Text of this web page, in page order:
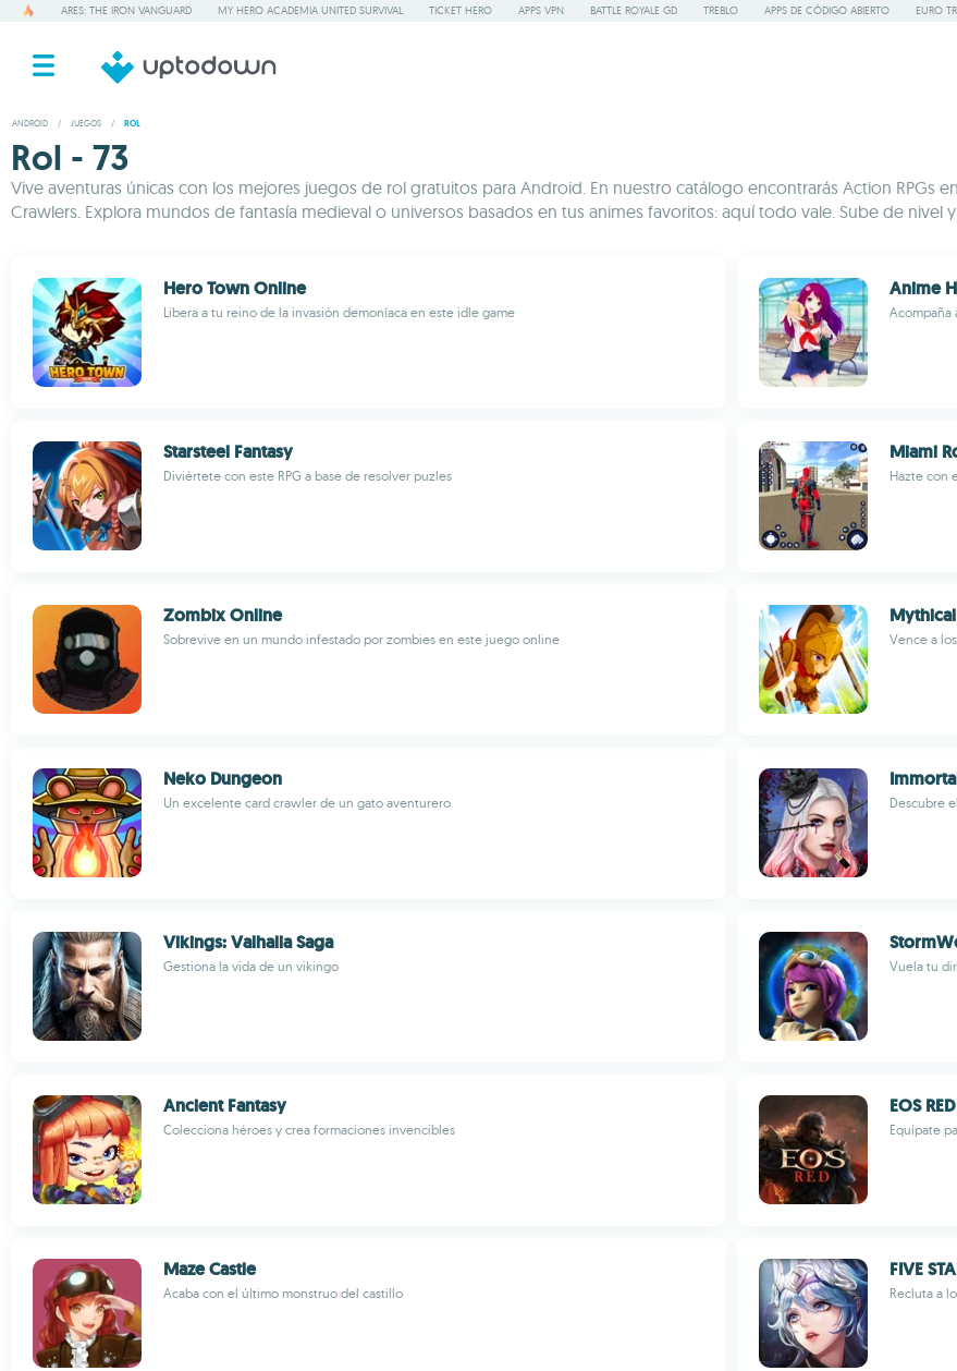
ARES: THE IRON VANGUARD MY HERO ACADEMIA UNITED SURVIVAL TICKET HERO APPS VPN BATTLE ROYALE GD TREBLO APPS DE CÓDIGO ABIERTO EURO
ANDROID / JUEGOS / ROL
Rol - 73
Vive aventuras únicas con los mejores juegos de rol gratuitos para Android. En nuestro catálogo encontrarás Action RPGs
Crawlers. Explora mundos de fantasía medieval o universos basados en tus animes favoritos: aquí todo vale. Sube de
Hero Town Online
Libera a tu reino de la invasión demoníaca en este idle game
Anime
Acompaña
Starsteel Fantasy
Diviértete con este RPG a base de resolver puzles
Miami
Hazte con
Zombix Online
Sobrevive en un mundo infestado por zombies en este juego online Vence a
Neko Dungeon
Un excelente card crawler de un gato aventurero Descubre
Vikings: Valhalla Saga
Gestiona la vida de un vikingo Vuela tu
Ancient Fantasy
Colecciona héroes y crea formaciones invencibles
EOS RED
Equípate
Maze Castle
Acaba con el último monstruo del castillo
FIVE
Recluta a